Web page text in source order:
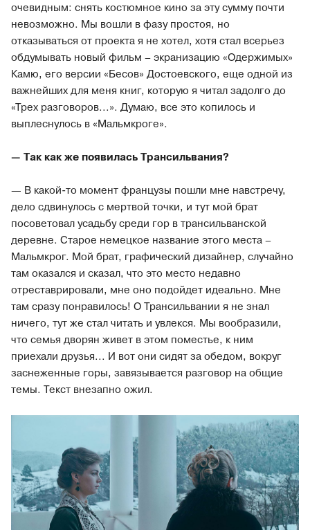
очевидным: снять костюмное кино за эту сумму почти
невозможно. Мы вошли в фазу простоя, но
отказываться от проекта я не хотел, хотя стал всерьез
обдумывать новый фильм – экранизацию «Одержимых»
Камю, его версии «Бесов» Достоевского, еще одной из
важнейших для меня книг, которую я читал задолго до
«Трех разговоров...». Думаю, все это копилось и
выплеснулось в «Мальмкроге».
— Так как же появилась Трансильвания?
— В какой-то момент французы пошли мне навстречу,
дело сдвинулось с мертвой точки, и тут мой брат
посоветовал усадьбу среди гор в трансильванской
деревне. Старое немецкое название этого места –
Мальмкрог. Мой брат, графический дизайнер, случайно
там оказался и сказал, что это место недавно
отреставрировали, мне оно подойдет идеально. Мне
там сразу понравилось! О Трансильвании я не знал
ничего, тут же стал читать и увлекся. Мы вообразили,
что семья дворян живет в этом поместье, к ним
приехали друзья... И вот они сидят за обедом, вокруг
заснеженные горы, завязывается разговор на общие
темы. Текст внезапно ожил.